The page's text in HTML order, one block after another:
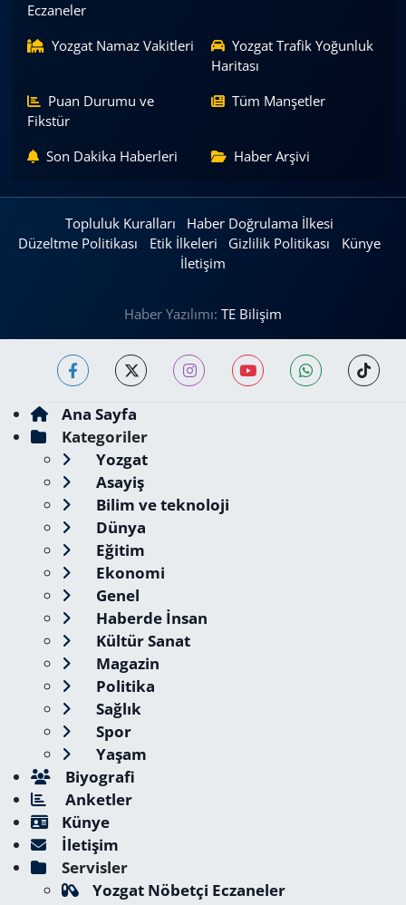
Eczaneler
Yozgat Namaz Vakitleri
Yozgat Trafik Yoğunluk
Haritası
Puan Durumu ve
Fikstür
Tüm Manşetler
Son Dakika Haberleri Haber Arşivi
Topluluk Kuralları
Haber Doğrulama İlkesi
Düzeltme Politikası
Etik İlkeleri Gizlilik Politikası
Künye
İletişim
Haber Yazılımı: TE Bilişim
Ana Sayfa
Kategoriler
Yozgat
Asayiş
Bilim ve teknoloji
Dünya
Eğitim
Ekonomi
Genel
Haberde İnsan
Kültür Sanat
Magazin
Politika
Sağlık
Spor
Yaşam
Biyografi
Anketler
Künye
İletişim
Servisler
Yozgat Nöbetçi Eczaneler